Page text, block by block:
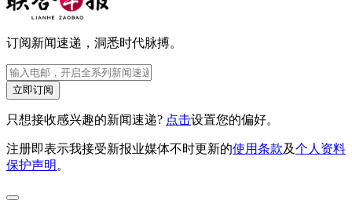
订阅新闻速递，洞悉时代脉搏。
立即订阅
只想接收感兴趣的新闻速递? 点击设置您的偏好。
注册即表示我接受新报业媒体不时更新的使用条款及个人资料
保护声明 。